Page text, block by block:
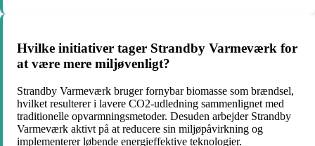
Hvilke initiativer tager Strandby Varmeværk for
at være mere miljøvenligt?
Strandby Varmeværk bruger fornybar biomasse som brændsel,
hvilket resulterer i lavere CO2-udledning sammenlignet med
traditionelle opvarmningsmetoder. Desuden arbejder Strandby
Varmeværk aktivt på at reducere sin miljøpåvirkning og
implementerer løbende energieffektive teknologier.